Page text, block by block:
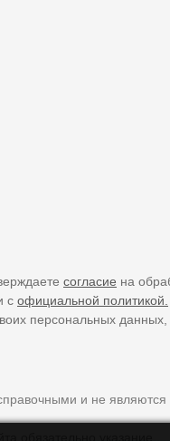
согласие на
с официальной политикой.
персональных
и не являются